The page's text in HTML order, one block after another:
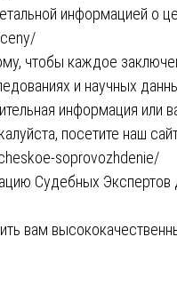
информацией о
чтобы каждое
и научных
информация или
посетите наш
soprovozhdenie/
Судебных Экспертов
вам